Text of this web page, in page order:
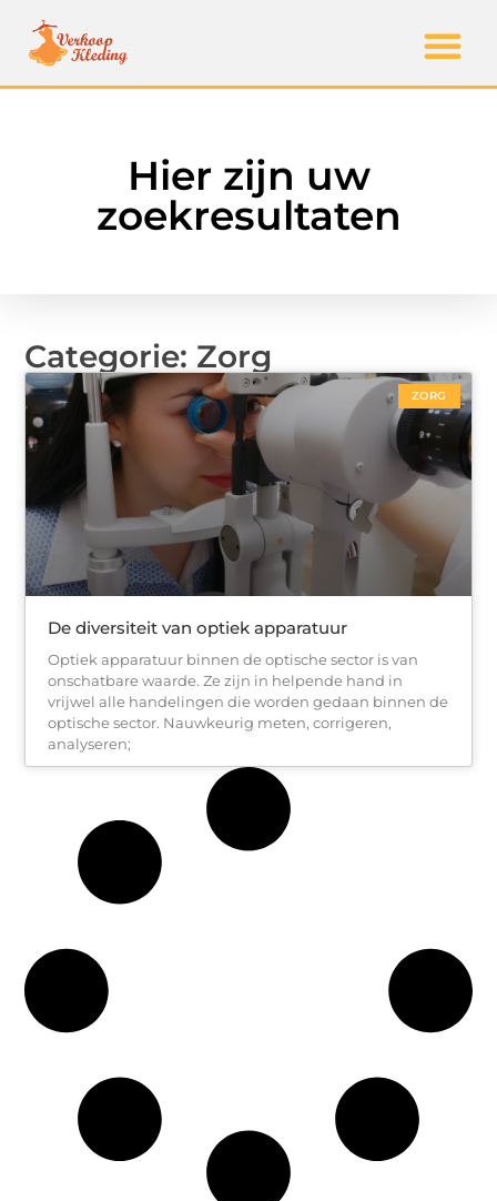
Hier zijn uw
zoekresultaten
Categorie: Zorg
ZORG
De diversiteit van optiek apparatuur
Optiek apparatuur binnen de optische sector is van
onschatbare waarde. Ze zijn in helpende hand in
vrijwel alle handelingen die worden gedaan binnen de
optische sector. Nauwkeurig meten, corrigeren,
analyseren;